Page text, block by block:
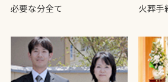
必要な分全て 火葬手